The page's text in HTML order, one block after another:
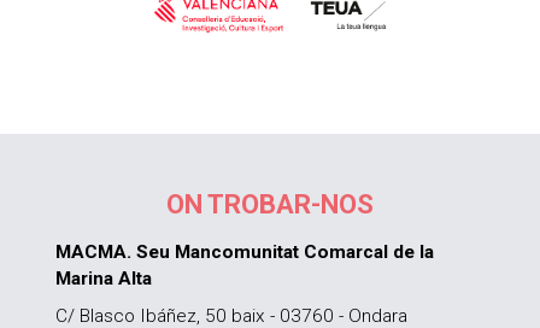
ON TROBAR-NOS
MACMA. Seu Mancomunitat Comarcal de la
Marina Alta
C/ Blasco Ibáñez, 50 baix - 03760 - Ondara